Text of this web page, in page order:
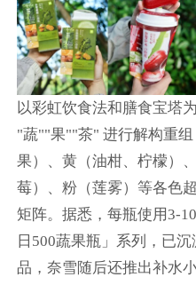
以彩虹饮食法和膳食宝塔
"蔬""果""茶" 进行解构重
果）、黄（油柑、柠檬）
莓）、粉（莲雾）等各色
矩阵。据悉，每瓶使用3-
日500蔬果瓶」系列，已
品，奈雪随后还推出补水